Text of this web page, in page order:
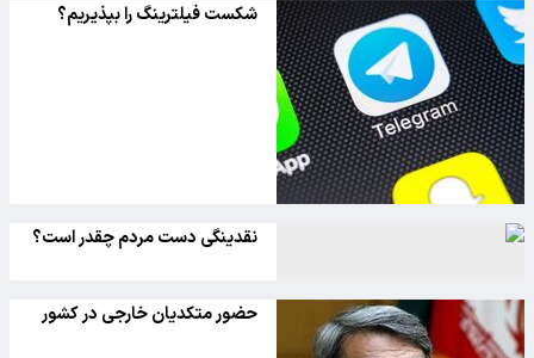
شکست فیلترینگ را بپذیریم؟
نقدینگی دست مردم چقدر است؟
حضور متکدیان خارجی در کشور